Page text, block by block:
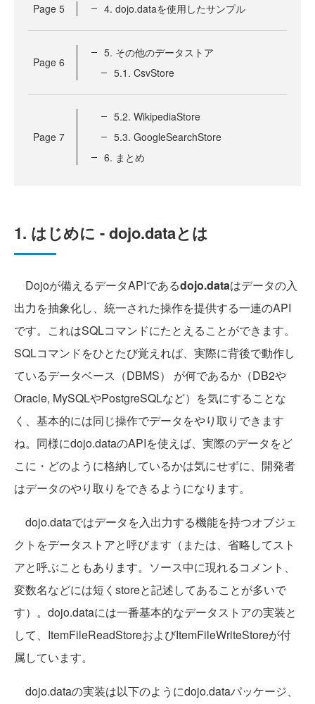
Page 5 4. dojo.dataを使用したサンプル
Page 6
5. その他のデータストア
5.1. CsvStore
Page 7
5.2. WikipediaStore
5.3. GoogleSearchStore
6. まとめ
1. はじめに - dojo.dataとは
Dojoが備えるデータAPIであるdojo.dataはデータの入
出力を抽象化し、統一された操作を提供する一連のAPI
です。これはSQLコマンドにたとえることができます。
SQLコマンドをひとたび覚えれば、実際に背後で動作し
ているデータベース（DBMS） が何であるか（DB2や
Oracle, MySQLやPostgreSQLなど）を気にすることな
く、基本的には同じ操作でデータをやり取りできます
ね。同様にdojo.dataのAPIを使えば、実際のデータをど
こに・どのように格納しているかは気にせずに、開発者
はデータのやり取りをできるようになります。
dojo.dataではデータを入出力する機能を持つオブジェ
クトをデータストアと呼びます（または、省略してスト
アと呼ぶこともあります。ソース中に現れるコメント、
変数名などには短くstoreと記述してあることが多いで
す）。dojo.dataには一番基本的なデータストアの実装と
して、ItemFileReadStoreおよびItemFileWriteStoreが付
属しています。
dojo.dataの実装は以下のようにdojo.dataパッケージ、